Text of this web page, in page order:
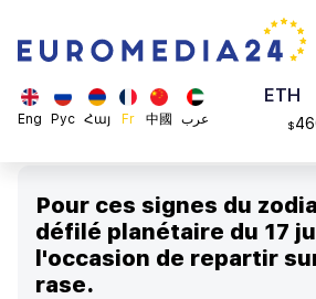
Eng Рус Հայ Fr 中國 عرب
ADA
ETH
$
Pour ces signes du
défilé planétaire du 17
l'occasion de repartir
rase.